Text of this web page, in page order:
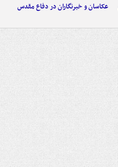
عکاسان و خبرنگاران در دفاع مقدس